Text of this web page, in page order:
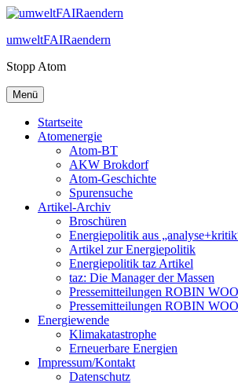
Zum
springen
umweltFAIRaendern
Stopp Atom
Menü
Startseite
Atomenergie
Atom-BT
AKW Brokdorf
Atom-Geschichte
Spurensuche
Artikel-Archiv
Broschüren
Energiepolitik aus
Artikel zur Energiepolitik
Energiepolitik taz Artikel
taz: Die Manager der Massen
Pressemitteilungen ROBIN
Pressemitteilungen ROBIN
Energiewende
Klimakatastrophe
Erneuerbare Energien
Impressum/Kontakt
Datenschutz